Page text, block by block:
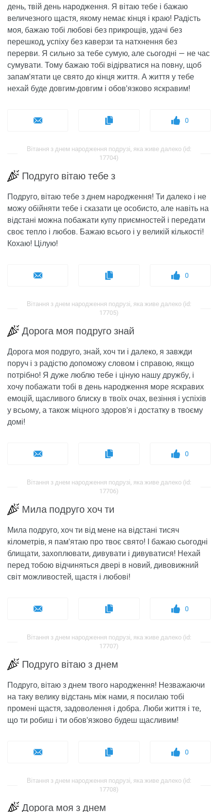
день, твій день народження. Я вітаю тебе і бажаю
величезного щастя, якому немає кінця і краю! Радість
моя, бажаю тобі любові без прикрощів, удачі без
перешкод, успіху без каверзи та натхнення без
перерви. Я сильно за тебе сумую, але сьогодні — не час
сумувати. Тому бажаю тобі відірватися на повну, щоб
запам'ятати це свято до кінця життя. А життя у тебе
нехай буде довгим-довгим і обов'язково яскравим!
0
Вітання з днем ​​народження подрузі, яка живе далеко (id:
17704)
Подруго вітаю тебе з
Подруго, вітаю тебе з днем ​​народження! Ти далеко і не
можу обійняти тебе і сказати це особисто, але навіть на
відстані можна побажати купу приємностей і передати
своє тепло і любов. Бажаю всього і у великій кількості!
Кохаю! Цілую!
0
Вітання з днем ​​народження подрузі, яка живе далеко (id:
17705)
Дорога моя подруго знай
Дорога моя подруго, знай, хоч ти і далеко, я завжди
поруч і з радістю допоможу словом і справою, якщо
потрібно! Я дуже люблю тебе і ціную нашу дружбу, і
хочу побажати тобі в день народження море яскравих
емоцій, щасливого блиску в твоїх очах, везіння і успіхів
у всьому, а також міцного здоров'я і достатку в твоєму
домі!
0
Вітання з днем ​​народження подрузі, яка живе далеко (id:
17706)
Мила подруго хоч ти
Мила подруго, хоч ти від мене на відстані тисяч
кілометрів, я пам'ятаю про твоє свято! І бажаю сьогодні
блищати, захоплювати, дивувати і дивуватися! Нехай
перед тобою відчиняться двері в новий, дивовижний
світ можливостей, щастя і любові!
0
Вітання з днем ​​народження подрузі, яка живе далеко (id:
17707)
Подруго вітаю з днем
Подруго, вітаю з днем ​​твого народження! Незважаючи
на таку велику відстань між нами, я посилаю тобі
промені щастя, задоволення і добра. Люби життя і те,
що ти робиш і ти обов'язково будеш щасливим!
0
Вітання з днем ​​народження подрузі, яка живе далеко (id:
17708)
Дорога моя з днем